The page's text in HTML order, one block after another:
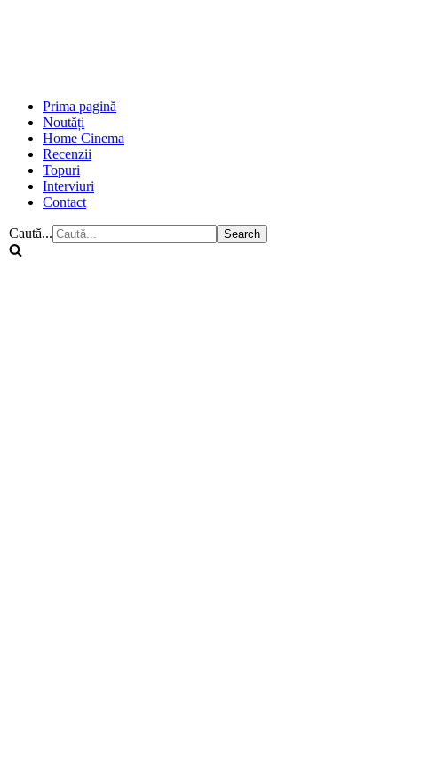
Prima pagină
Noutăți
Home Cinema
Recenzii
Topuri
Interviuri
Contact
Caută...